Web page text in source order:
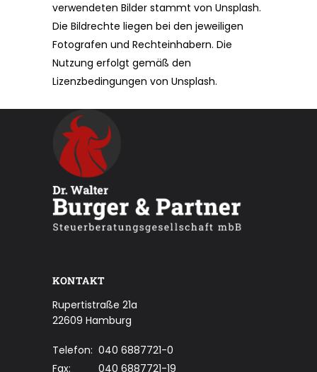
verwendeten Bilder stammt von Unsplash.
Die Bildrechte liegen bei den jeweiligen
Fotografen und Rechteinhabern. Die
Nutzung erfolgt gemäß den
Lizenzbedingungen von Unsplash.
KONTAKT
Rupertistraße 21a
22609 Hamburg
Telefon: 040 6887721-0
Fax:
040 6887721-19